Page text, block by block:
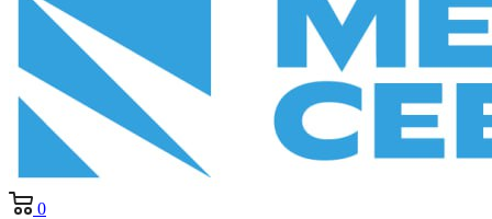
0